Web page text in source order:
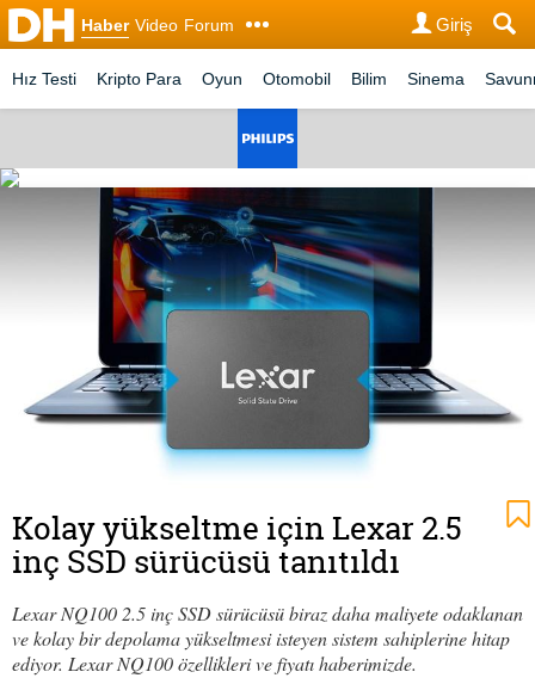
Haber Video Forum Giriş
Hız Testi Kripto Para Oyun Otomobil Bilim Sinema
Kolay yükseltme için Lexar 2.5
inç SSD sürücüsü tanıtıldı
Lexar NQ100 2.5 inç SSD sürücüsü biraz daha maliyete odaklanan
ve kolay bir depolama yükseltmesi isteyen sistem sahiplerine hitap
ediyor. Lexar NQ100 özellikleri ve fiyatı haberimizde.